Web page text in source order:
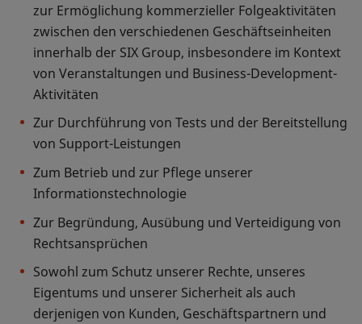
zur Ermöglichung kommerzieller Folgeaktivitäten
zwischen den verschiedenen Geschäftseinheiten
innerhalb der SIX Group, insbesondere im Kontext
von Veranstaltungen und Business-Development-
Aktivitäten
Zur Durchführung von Tests und der Bereitstellung
von Support-Leistungen
Zum Betrieb und zur Pflege unserer
Informationstechnologie
Zur Begründung, Ausübung und Verteidigung von
Rechtsansprüchen
Sowohl zum Schutz unserer Rechte, unseres
Eigentums und unserer Sicherheit als auch
derjenigen von Kunden, Geschäftspartnern und